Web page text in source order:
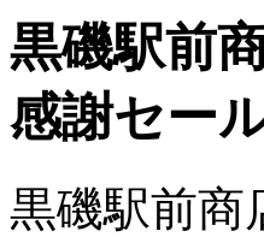
黒磯
感謝セー
黒磯駅前商